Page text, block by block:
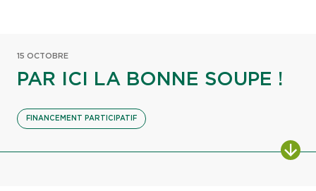
15 OCTOBRE
PAR ICI LA BONNE SOUPE !
FINANCEMENT PARTICIPATIF